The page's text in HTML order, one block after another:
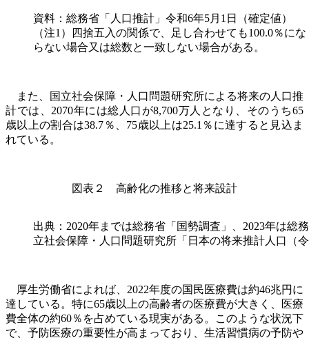
資料：総務省「人口推計」令和6年5月1日（確定値）
（注1）四捨五入の関係で、足し合わせても100.0％にな
らない場合又は総数と一致しない場合がある。
また、国立社会保障・人口問題研究所による将来の人口推
計では、 2070年には総人口が8,700万人となり、そのうち65
歳以上の割合は38.7 ％、 75歳以上は25.1 ％に達すると見込ま
れている。
図表２ 高齢化の推移と将来設計
出典：2020年までは総務省「国勢調査」、2023年は総
立社会保障・人口問題研究所「日本の将来推計人口（
厚生労働省によれば、 2022年度の国民医療費は約46兆円に
達している。特に65歳以上の高齢者の医療費が大きく、医療
費全体の約60％を占めている現実がある。このような状況下
で、予防医療の重要性が高まっており、生活習慣病の予防や